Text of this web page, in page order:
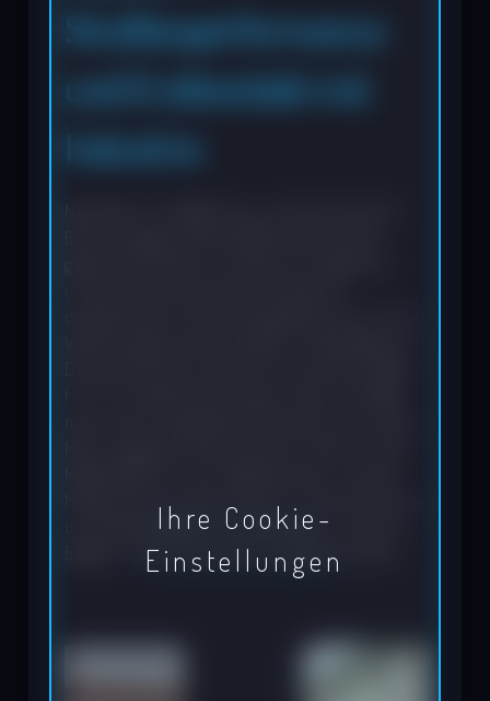
Straßenperformance
und Erstkontakt mit
Industrie
und Handelskammer aufzutreten. Hiermit
begann meine Karriere als Messekünstler.
Ihre Cookie-
Einstellungen